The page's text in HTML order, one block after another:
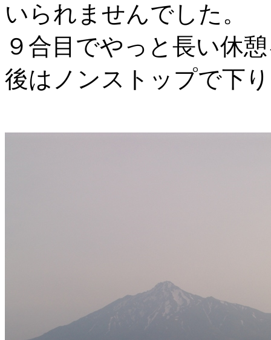
いられませんでした。
９合目でやっと長い休
後はノンストップで下